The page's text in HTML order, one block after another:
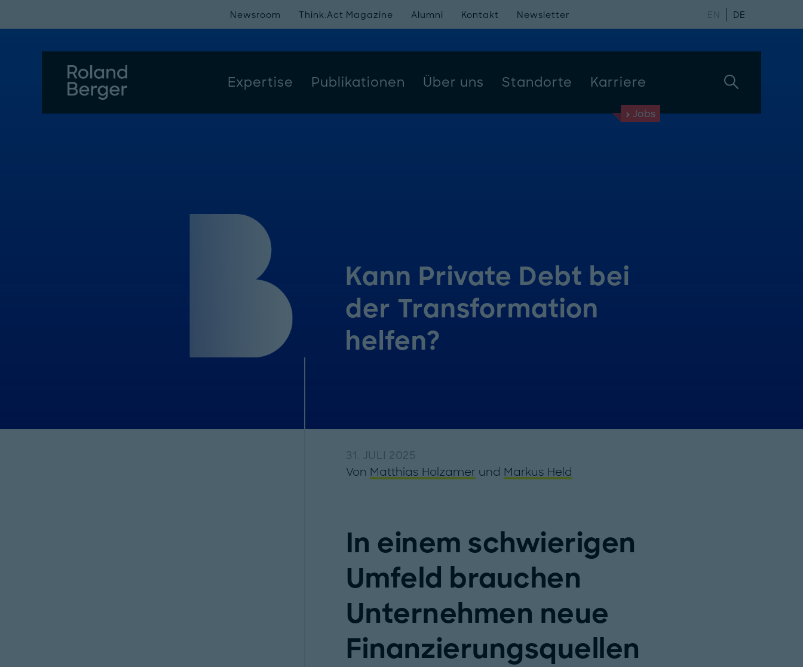
Expertise Publikationen Über uns Standorte Karriere
Newsroom Think:Act Magazine Alumni Kontakt Newsletter EN DE
Jobs
Kann Private Debt bei
der Transformation
helfen?
31. JULI 2025
Von Matthias Holzamerund Markus Held
In einem schwierigen
Umfeld brauchen
Unternehmen neue
Finanzierungsquellen